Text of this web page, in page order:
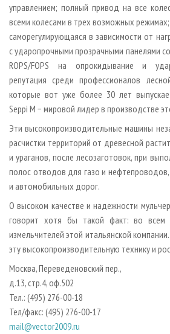
управлением; полный привод на все
всеми колесами в трех возможных
саморегулирующаяся в зависимости от
с ударопрочными прозрачными панелями
ROPS/FOPS на опрокидывание и
репутация среди профессионалов
которые вот уже более 30 лет
Seppi M − мировой лидер в производстве
Эти высокопроизводительные машины
расчистки территорий от древесной
и ураганов, после лесозаготовок, при
полос отводов для газо­ и
и автомобильных дорог.
О высоком качестве и надежности
говорит хотя бы такой факт: во всем
измельчителей этой итальянской
эту высокопроизводительную технику и
Москва, Переведеновский пер.,
д.13, стр.4, оф.502
Тел.: (495) 276-00-18
Тел/факс: (495) 276-00-17
mail@vector2009.ru